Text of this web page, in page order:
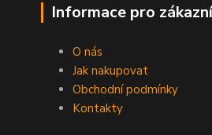
Informace pro
O nás
Jak nakupovat
Obchodní podmínky
Kontakty